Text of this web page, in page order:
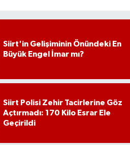
Siirt'in Gelişiminin Önündeki En
Büyük Engel İmar mı?
Siirt Polisi Zehir Tacirlerine Göz
Açtırmadı: 170 Kilo Esrar Ele
Geçirildi